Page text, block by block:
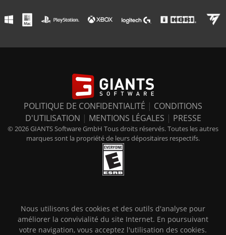
POLITIQUE DE CONFIDENTIALITÉ | CONDITIONS
D'UTILISATION | MENTIONS LÉGALES | PRESSE
© 2026 GIANTS Software GmbH Tous droits réservés. Toutes les autres
marques sont la propriété de leurs dépositaires respectifs.
Nous utilisons des cookies et des outils d'analyse pour
améliorer la convivialité du site Internet. En poursuivant
votre navigation, vous acceptez l'utilisation des cookies.